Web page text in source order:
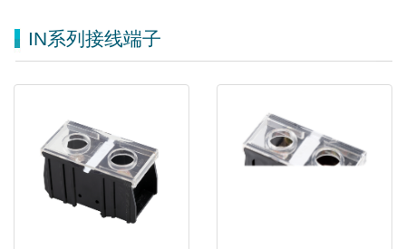
IN系列接线端子